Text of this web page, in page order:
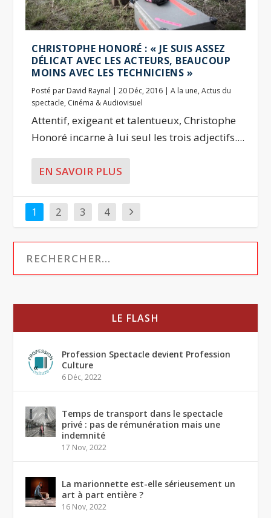
CHRISTOPHE HONORÉ : « JE SUIS ASSEZ
DÉLICAT AVEC LES ACTEURS, BEAUCOUP
MOINS AVEC LES TECHNICIENS »
Posté par David Raynal |20 Déc, 2016 |A la une,Actus du
spectacle, Cinéma & Audiovisuel
Attentif, exigeant et talentueux, Christophe
Honoré incarne à lui seul les trois adjectifs....
EN SAVOIR PLUS
1 2 3 4
LE FLASH
Profession Spectacle devient Profession
Culture
6 Déc, 2022
Temps de transport dans le spectacle
privé : pas de rémunération mais une
indemnité
17 Nov, 2022
La marionnette est-elle sérieusement un
art à part entière ?
16 Nov, 2022